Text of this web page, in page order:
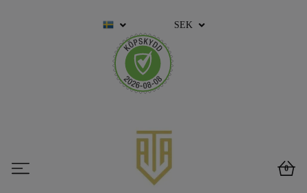
SEK
0